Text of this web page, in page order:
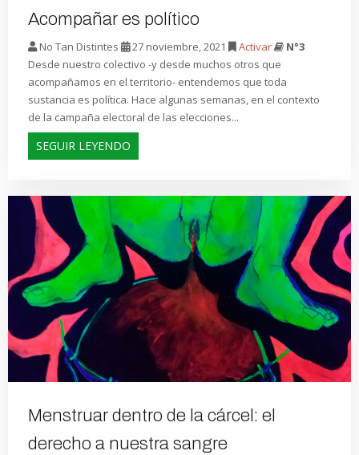
Acompañar es político
No Tan Distintes 27 noviembre, 2021 Activar
N°3
Desde nuestro colectivo -y desde muchos otros que
acompañamos en el territorio- entendemos que toda
sustancia es política. Hace algunas semanas, en el contexto
de la campaña electoral de las elecciones...
SEGUIR LEYENDO
Menstruar dentro de la cárcel: el
derecho a nuestra sangre